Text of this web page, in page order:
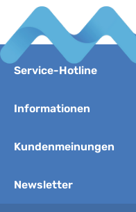
Service-Hotline
Informationen
Kundenmeinungen
Newsletter